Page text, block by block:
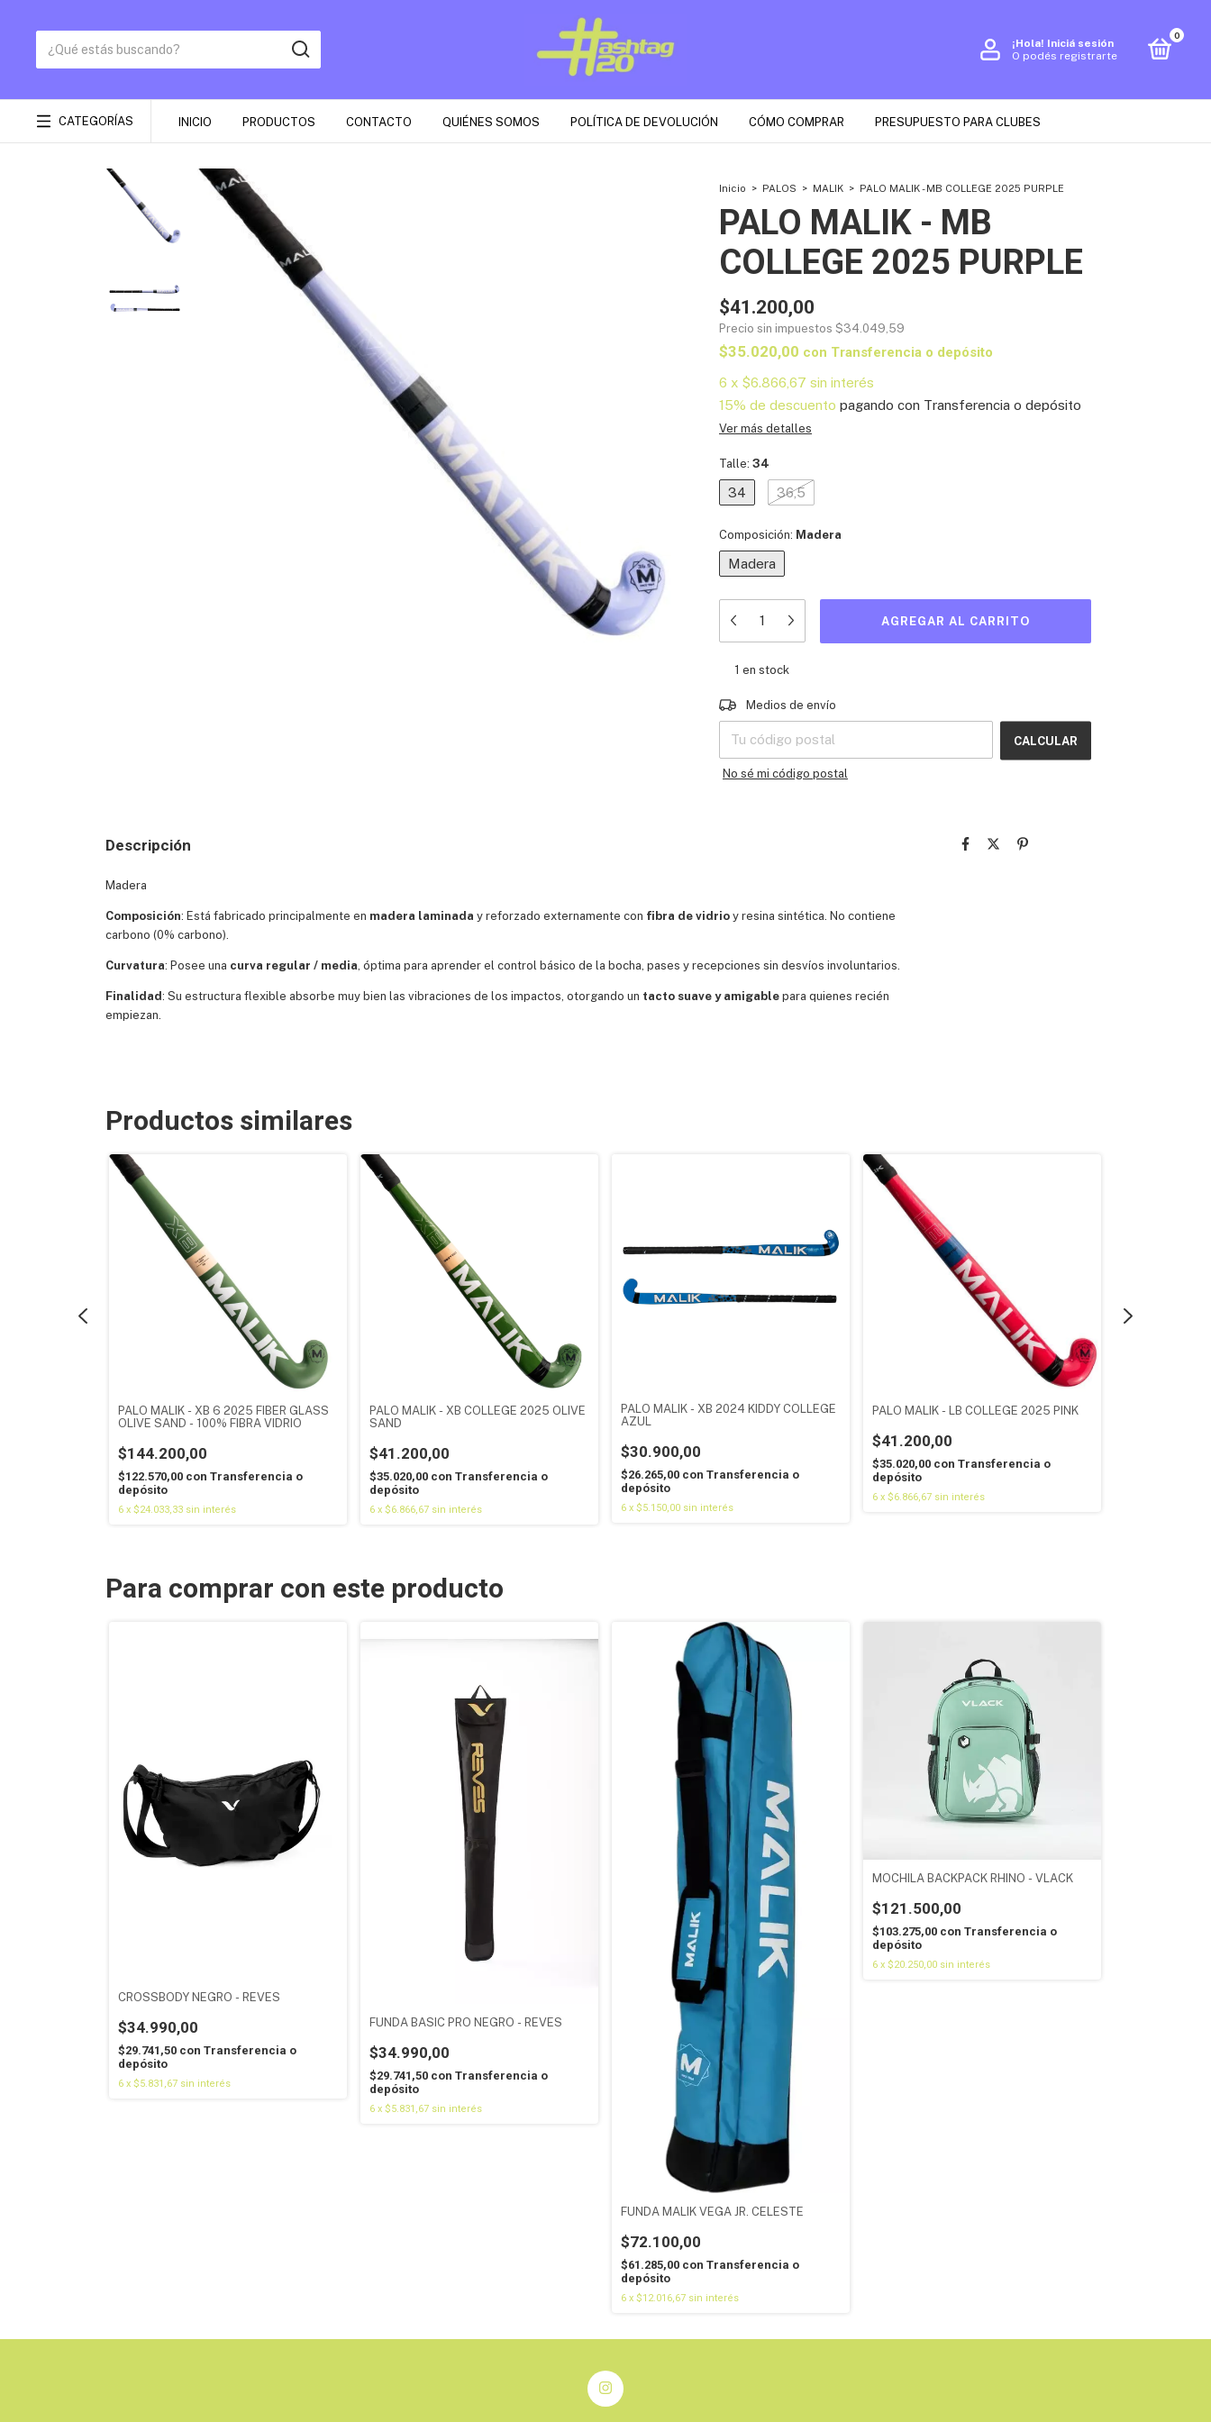
¡Hola! Iniciá sesión
O podés registrarte
0
CATEGORÍAS INICIO PRODUCTOS CONTACTO QUIÉNES SOMOS POLÍTICA DE DEVOLUCIÓN CÓMO COMPRAR PRESUPUESTO PARA CLUBES
Inicio > PALOS > MALIK > PALO MALIK - MB COLLEGE 2025 PURPLE
PALO MALIK - MB
COLLEGE 2025 PURPLE
$41.200,00
Precio sin impuestos $34.049,59
$35.020,00 con Transferencia o depósito
6 x $6.866,67 sin interés
15% de descuento pagando con Transferencia o depósito
Ver más detalles
Talle: 34
34 36,5
Composición: Madera
Madera
1 en stock
Entregas para el CP:
Medios de envío
CALCULAR
No sé mi código postal
Descripción
Madera
Composición: Está fabricado principalmente en madera laminada y reforzado externamente con fibra de vidrio y resina sintética. No contiene
carbono (0% carbono).
Curvatura: Posee una curva regular / media, óptima para aprender el control básico de la bocha, pases y recepciones sin desvíos involuntarios.
Finalidad: Su estructura flexible absorbe muy bien las vibraciones de los impactos, otorgando un tacto suave y amigable para quienes recién
empiezan.
Productos similares
PALO MALIK - XB 6 2025 FIBER GLASS
OLIVE SAND - 100% FIBRA VIDRIO
$144.200,00
$122.570,00 con Transferencia o
depósito
6 x $24.033,33 sin interés
PALO MALIK - XB COLLEGE 2025 OLIVE
SAND
$41.200,00
$35.020,00 con Transferencia o
depósito
6 x $6.866,67 sin interés
PALO MALIK - XB 2024 KIDDY COLLEGE
AZUL
$30.900,00
$26.265,00 con Transferencia o
depósito
6 x $5.150,00 sin interés
PALO MALIK - LB COLLEGE 2025 PINK
$41.200,00
$35.020,00 con Transferencia o
depósito
6 x $6.866,67 sin interés
Para comprar con este producto
CROSSBODY NEGRO - REVES
$34.990,00
$29.741,50 con Transferencia o
depósito
6 x $5.831,67 sin interés
FUNDA BASIC PRO NEGRO - REVES
$34.990,00
$29.741,50 con Transferencia o
depósito
6 x $5.831,67 sin interés
FUNDA MALIK VEGA JR. CELESTE
$72.100,00
$61.285,00 con Transferencia o
depósito
6 x $12.016,67 sin interés
MOCHILA BACKPACK RHINO - VLACK
$121.500,00
$103.275,00 con Transferencia o
depósito
6 x $20.250,00 sin interés